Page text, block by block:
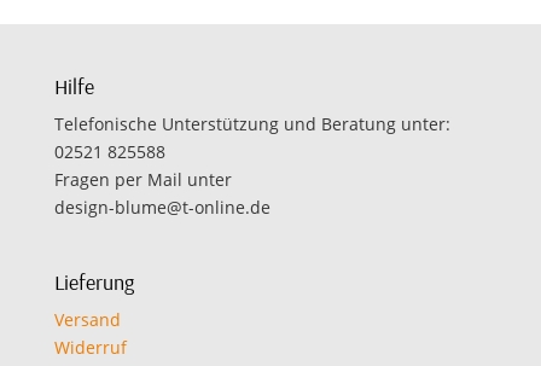
Hilfe
Telefonische Unterstützung und Beratung unter:
02521 825588
Fragen per Mail unter
design-blume@t-online.de
Lieferung
Versand
Widerruf